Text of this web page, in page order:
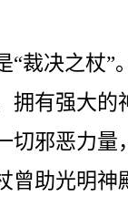
“裁决之杖”
拥有强大的
切邪恶力量
曾助光明神